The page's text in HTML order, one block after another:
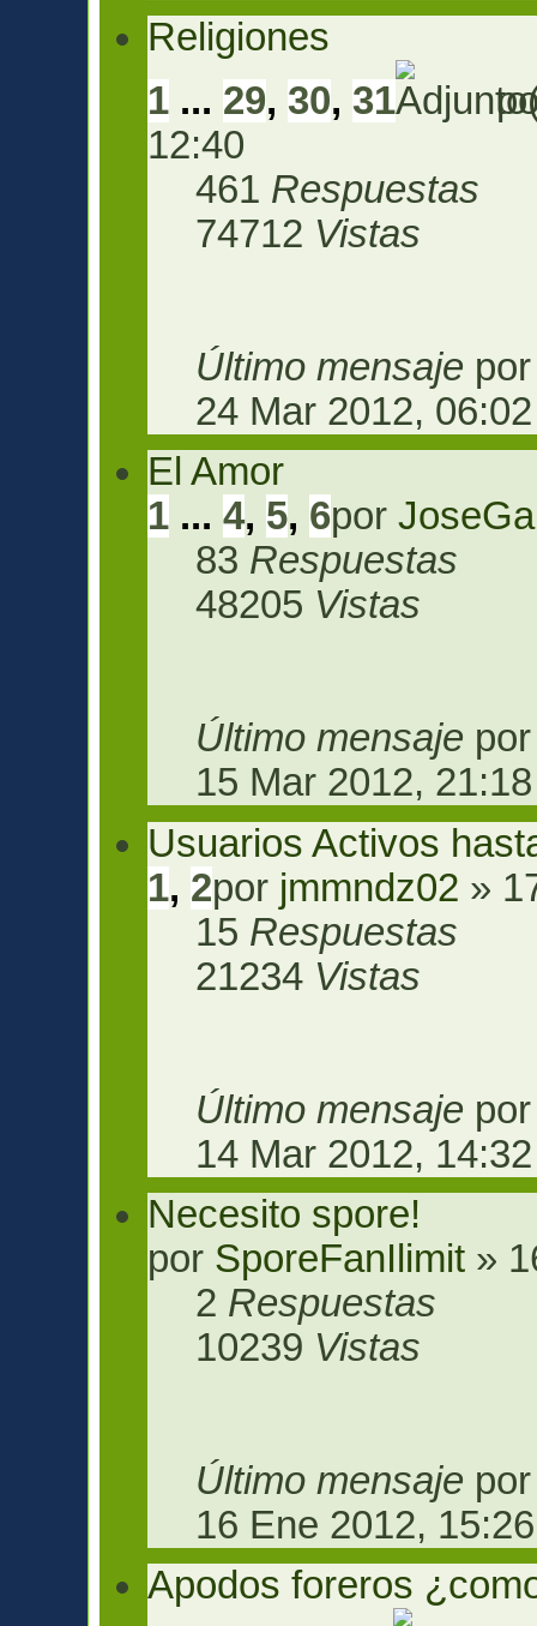
Religiones
1 ... 29, 30, 31
12:40
461 Respuestas
74712 Vistas
Último mensaje
24 Mar 2012, 06:02
El Amor
1 ...4, 5, 6por
83 Respuestas
48205 Vistas
Último mensaje
15 Mar 2012, 21:18
Usuarios Activos
1, 2por jmmndz02 »
15 Respuestas
21234 Vistas
Último mensaje
14 Mar 2012, 14:32
Necesito spore!
por SporeFanIlimit »
2 Respuestas
10239 Vistas
Último mensaje
16 Ene 2012, 15:26
Apodos foreros